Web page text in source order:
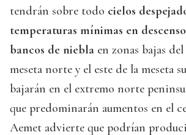
tendrán sobre todo cielos
temperaturas mínimas en
bancos de niebla en zonas bajas
meseta norte y el este de la meseta
bajarán en el extremo norte
que predominarán aumentos en el
Aemet advierte que podrían